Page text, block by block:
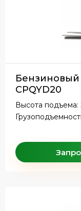
Бензиновый
CPQYD20
Высота подъема: